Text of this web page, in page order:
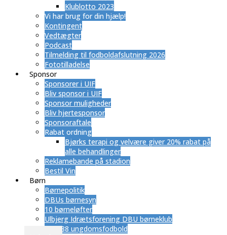
Klublotto 2023
Vi har brug for din hjælp!
Kontingent
Vedtægter
Podcast
Tilmelding til fodboldafslutning 2026
Fototilladelse
Sponsor
Sponsorer i UIF
Bliv sponsor i UIF
Sponsor muligheder
Bliv hjertesponsor
Sponsoraftale
Rabat ordning
​Bjørks terapi og velvære giver 20% rabat på
alle behandlinger
Reklamebande på stadion
Bestil Vin
Børn
Børnepolitik
DBUs børnesyn
10 børneløfter
Ulbjerg Idrætsforening DBU børneklub
SUB 88 ungdomsfodbold